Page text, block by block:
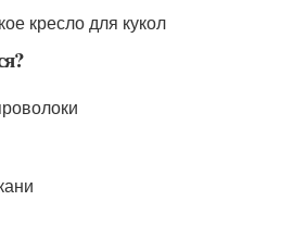
кресло для кукол